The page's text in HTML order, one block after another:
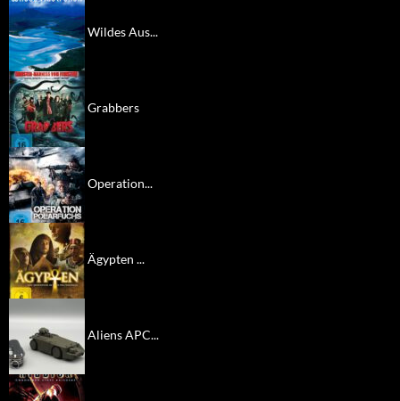
Wildes Aus...
Grabbers
Operation...
Ägypten ...
Aliens APC...